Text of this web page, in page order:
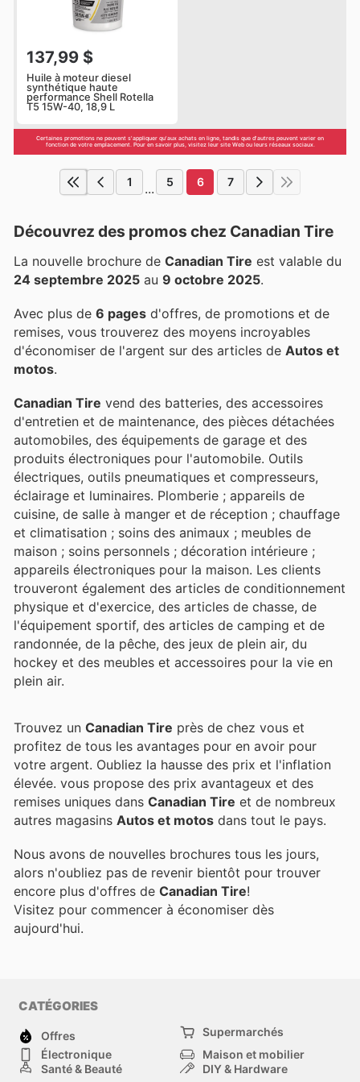
137,99 $
Huile à moteur diesel
synthétique haute
performance Shell Rotella
T5 15W-40, 18,9 L
Certaines promotions ne peuvent s'appliquer qu'aux achats en ligne, tandis que d'autres peuvent varier en
fonction de votre emplacement. Pour en savoir plus, visitez leur site Web ou leurs réseaux sociaux.
1 ... 5 6 7
Découvrez des promos chez Canadian Tire
La nouvelle brochure de Canadian Tire est valable du
24 septembre 2025 au 9 octobre 2025.
Avec plus de 6 pages d'offres, de promotions et de
remises, vous trouverez des moyens incroyables
d'économiser de l'argent sur des articles de Autos et
motos.
Canadian Tire vend des batteries, des accessoires
d'entretien et de maintenance, des pièces détachées
automobiles, des équipements de garage et des
produits électroniques pour l'automobile. Outils
électriques, outils pneumatiques et compresseurs,
éclairage et luminaires. Plomberie ; appareils de
cuisine, de salle à manger et de réception ; chauffage
et climatisation ; soins des animaux ; meubles de
maison ; soins personnels ; décoration intérieure ;
appareils électroniques pour la maison. Les clients
trouveront également des articles de conditionnement
physique et d'exercice, des articles de chasse, de
l'équipement sportif, des articles de camping et de
randonnée, de la pêche, des jeux de plein air, du
hockey et des meubles et accessoires pour la vie en
plein air.
Trouvez un Canadian Tire près de chez vous et
profitez de tous les avantages pour en avoir pour
votre argent. Oubliez la hausse des prix et l'inflation
élevée. vous propose des prix avantageux et des
remises uniques dans Canadian Tire et de nombreux
autres magasins Autos et motos dans tout le pays.
Nous avons de nouvelles brochures tous les jours,
alors n'oubliez pas de revenir bientôt pour trouver
encore plus d'offres de Canadian Tire!
Visitez pour commencer à économiser dès
aujourd'hui.
CATÉGORIES
Offres
Supermarchés
Électronique
Maison et mobilier
Santé & Beauté
DIY & Hardware